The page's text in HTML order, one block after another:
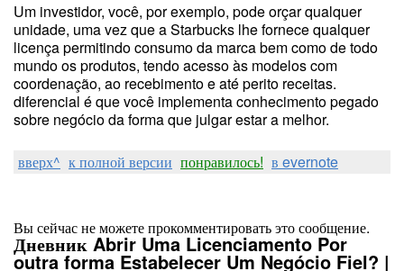
Um investidor, você, por exemplo, pode orçar qualquer
unidade, uma vez que a Starbucks lhe fornece qualquer
licença permitindo consumo da marca bem como de todo
mundo os produtos, tendo acesso às modelos com
coordenação, ao recebimento e até perito receitas.
diferencial é que você implementa conhecimento pegado
sobre negócio da forma que julgar estar a melhor.
вверх^ к полной версии понравилось! в evernote
Вы сейчас не можете прокомментировать это сообщение.
Дневник Abrir Uma Licenciamento Por
outra forma Estabelecer Um Negócio Fiel? |